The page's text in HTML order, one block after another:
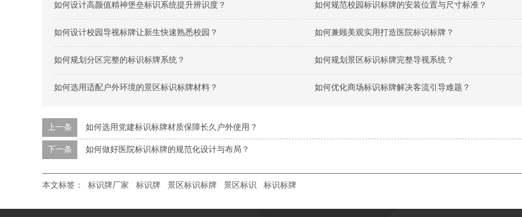
如何设计高颜值精神堡垒标识系统提升辨识度？ 如何规范校园标识标牌的安装位置与尺寸标准？
如何设计校园导视标牌让新生快速熟悉校园？ 如何兼顾美观实用打造医院标识标牌？
如何规划分区完整的标识标牌系统？ 如何规划景区标识标牌完整导视系统？
如何选用适配户外环境的景区标识标牌材料？ 如何优化商场标识标牌解决客流引导难题？
上一条 如何选用党建标识标牌材质保障长久户外使用？
下一条 如何做好医院标识标牌的规范化设计与布局？
本文标签： 标识牌厂家 标识牌 景区标识标牌 景区标识 标识标牌